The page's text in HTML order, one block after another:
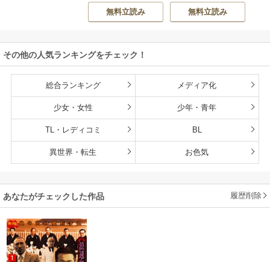
くなるチート能力
持ち転生者だけど
雄たちの母乳で成
長して無双します
房雪/ マップ
無料立読み
/
チームふくし
ゅうさん
無料立読み
その他の人気ランキングをチェック！
総合ランキング メディア化
少女・女性 少年・青年
TL・レディコミ BL
異世界・転生 お色気
あなたがチェックした作品 履歴削除